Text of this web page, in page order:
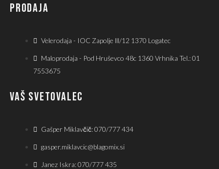
PRODAJA
Velerodaja - IOC Zapolje lll/12 1370 Logatec
Maloprodaja - Pod Hruševco 48c 1360 Vrhnika Tel.: 01
7553675
VAŠ SVETOVALEC
Gašper Miklavčič: 070/777 434
gasper.miklavcic@blagomix.si
Janez Iskra: 070/777 435